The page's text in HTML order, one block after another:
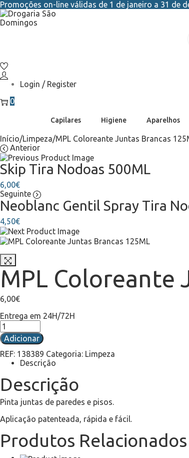
Promoções on-line válidas de 1 de janeiro a 31 de
Login / Register
0
Capilares Higiene Aparelhos
Início/Limpeza/MPL Coloreante Juntas Brancas
Anterior
Skip Tira Nodoas 500ML
6,00€
Seguinte
Neoblanc Gentil Spray Tira
4,50€
MPL Coloreante
6,00€
Entrega em 24H/72H
Adicionar
REF: 138389 Categoria: Limpeza
Descrição
Descrição
Pinta juntas de paredes e pisos.
Aplicação patenteada, rápida e fácil.
Produtos Relacionados